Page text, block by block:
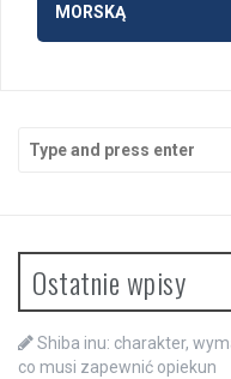
MORSKĄ
for:
Ostatnie wpisy
Shiba inu: charakter,
co musi zapewnić opiekun